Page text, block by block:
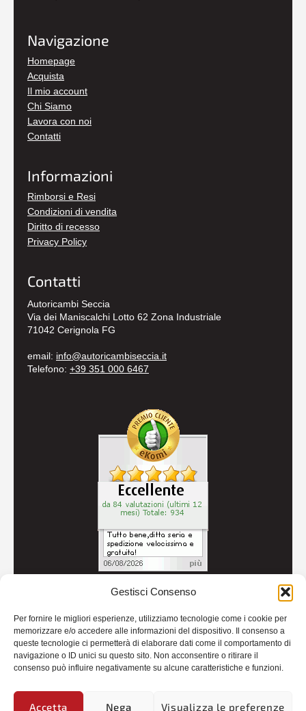
Gestisci Consenso
Per fornire le migliori esperienze, utilizziamo tecnologie come i cookie per
memorizzare e/o accedere alle informazioni del dispositivo. Il consenso a
queste tecnologie ci permetterà di elaborare dati come il comportamento di
navigazione o ID unici su questo sito. Non acconsentire o ritirare il
consenso può influire negativamente su alcune caratteristiche e funzioni.
Accetta Nega Visualizza le preferenze
Navigazione
Homepage
Acquista
Il mio account
Chi Siamo
Lavora con noi
Contatti
Informazioni
Rimborsi e Resi
Condizioni di vendita
Diritto di recesso
Privacy Policy
Contatti
Autoricambi Seccia
Via dei Maniscalchi Lotto 62 Zona Industriale
71042 Cerignola FG
email: info@autoricambiseccia.it
Telefono: +39 351 000 6467
Credits